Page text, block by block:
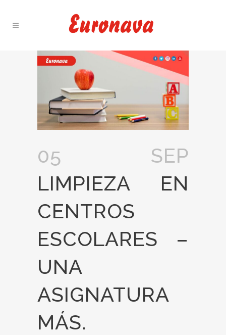
05 SEP
LIMPIEZA EN
CENTROS
ESCOLARES –
UNA
ASIGNATURA
MÁS.